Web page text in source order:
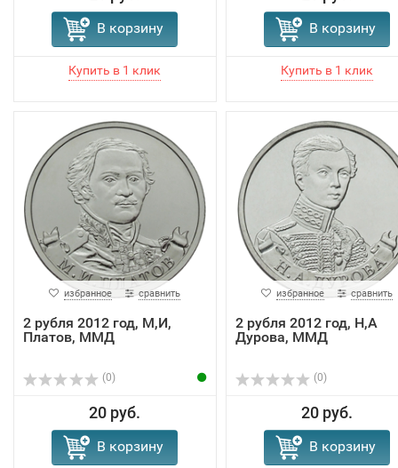
В корзину В корзину
избранное сравнить
2 рубля 2012 год, М,И,
Платов, ММД
(0)
20 руб.
В корзину
избранное сравнить
2 рубля 2012 год, Н,А
Дурова, ММД
(0)
20 руб.
В корзину